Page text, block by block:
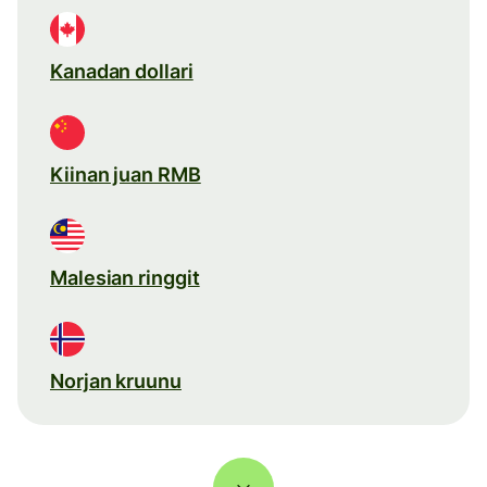
Kanadan dollari
Kiinan juan RMB
Malesian ringgit
Norjan kruunu